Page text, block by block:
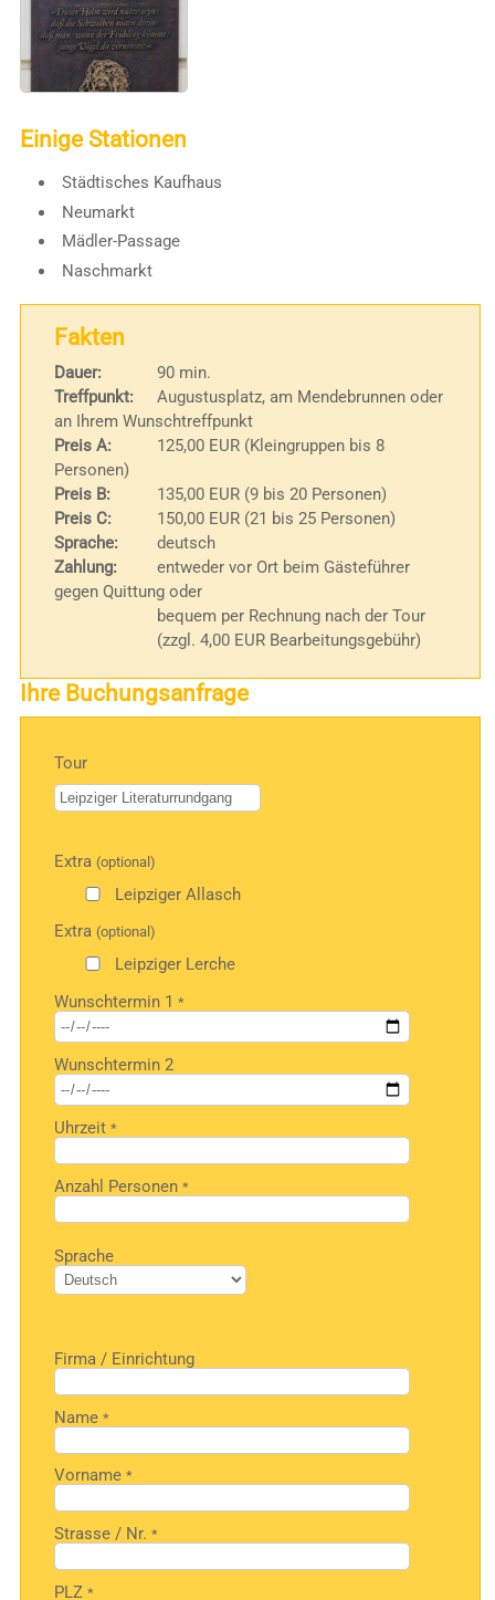
Einige Stationen
Städtisches Kaufhaus
Neumarkt
Mädler-Passage
Naschmarkt
Fakten
Dauer:
90 min.
Treffpunkt:
Augustusplatz, am Mendebrunnen oder
an Ihrem Wunschtreffpunkt
Preis A:
125,00 EUR (Kleingruppen bis 8
Personen)
Preis B:
135,00 EUR (9 bis 20 Personen)
Preis C:
150,00 EUR (21 bis 25 Personen)
Sprache:
deutsch
Zahlung:
entweder vor Ort beim Gästeführer
gegen Quittung oder
bequem per Rechnung nach der Tour
(zzgl. 4,00 EUR Bearbeitungsgebühr)
Ihre Buchungsanfrage
Tour
lasse
dieses
leer.
Extra (optional)
Leipziger Allasch
Extra (optional)
Leipziger Lerche
Wunschtermin 1*
Wunschtermin 2
Uhrzeit*
Anzahl Personen*
Bitte
lasse
dieses
Feld
Sprache
Firma / Einrichtung
Name*
Vorname*
Strasse / Nr.*
PLZ*